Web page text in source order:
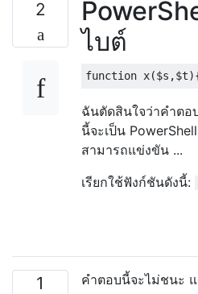
2
ไบต์
ฉันตัดสินใจว่าคำตอ
นี้จะเป็น
สามารถแข่งขัน ...
เรียกใช้ฟังก์ชันดังนี้:
1 คำตอบนี้จะไม่ชนะ